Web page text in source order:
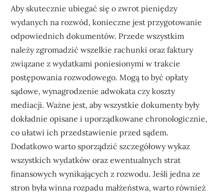
Aby skutecznie ubiegać się o zwrot pieniędzy
wydanych na rozwód, konieczne jest przygotowanie
odpowiednich dokumentów. Przede wszystkim
należy zgromadzić wszelkie rachunki oraz faktury
związane z wydatkami poniesionymi w trakcie
postępowania rozwodowego. Mogą to być opłaty
sądowe, wynagrodzenie adwokata czy koszty
mediacji. Ważne jest, aby wszystkie dokumenty były
dokładnie opisane i uporządkowane chronologicznie,
co ułatwi ich przedstawienie przed sądem.
Dodatkowo warto sporządzić szczegółowy wykaz
wszystkich wydatków oraz ewentualnych strat
finansowych wynikających z rozwodu. Jeśli jedna ze
stron była winna rozpadu małżeństwa, warto również